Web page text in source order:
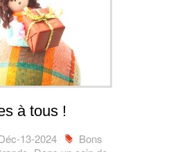
à tous !
13-2024
Bons